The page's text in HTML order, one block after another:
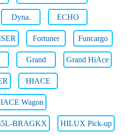
Dyna. ECHO
Fortuner Funcargo
Grand Grand HiAce
HIACE
Wagon
BRAGKX HILUX Pick-up